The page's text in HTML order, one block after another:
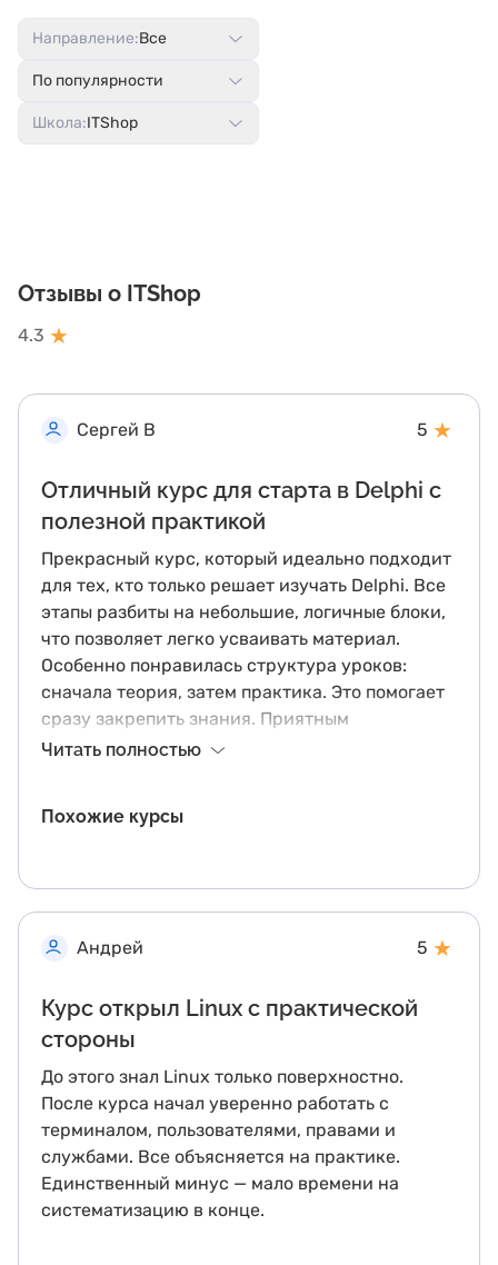
Направление:Все
По популярности
Школа:ITShop
Отзывы о ITShop
4.3 ★
Сергей В 5 ★
Отличный курс для старта в Delphi с
полезной практикой
Прекрасный курс, который идеально подходит
для тех, кто только решает изучать Delphi. Все
этапы разбиты на небольшие, логичные блоки,
что позволяет легко усваивать материал.
Особенно понравилась структура уроков:
сначала теория, затем практика. Это помогает
сразу закрепить знания. Приятным
дополнением являются простые и понятные
для более углубленного изучения хотелось бы
работы с базами данных. Но в целом, курс дает
главное — учит практическим навыкам.
Читать полностью
Похожие курсы
Андрей 5 ★
Курс открыл Linux с практической
стороны
До этого знал Linux только поверхностно.
После курса начал уверенно работать с
терминалом, пользователями, правами и
службами. Все объясняется на практике.
Единственный минус — мало времени на
систематизацию в конце.